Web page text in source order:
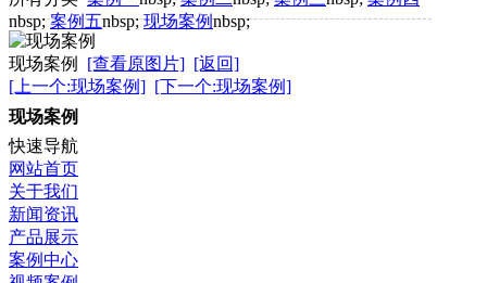
nbsp;案例五nbsp;现场案例nbsp;
现场案例 [查看原图片]
[返回]
[上一个:现场案例]
[下一个:现场案例]
现场案例
快速导航
网站首页
关于我们
新闻资讯
产品展示
案例中心